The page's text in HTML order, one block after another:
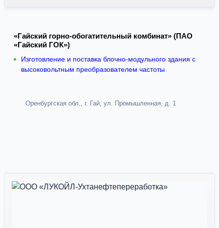
«Гайский горно-обогатительный комбинат» (ПАО
«Гайский ГОК»)
Изготовление и поставка блочно-модульного здания с
высоковольтным преобразователем частоты
Оренбургская обл., г. Гай, ул. Промышленная, д. 1